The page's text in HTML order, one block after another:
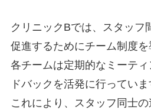
クリニックBでは、スタッフ
促進するためにチーム制度を
各チームは定期的なミーテ
ドバックを活発に行っていま
これにより、スタッフ同士